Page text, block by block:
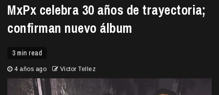
MxPx celebra 30 años de trayectoria;
confirman nuevo álbum
3 min read
4 años ago Victor Tellez